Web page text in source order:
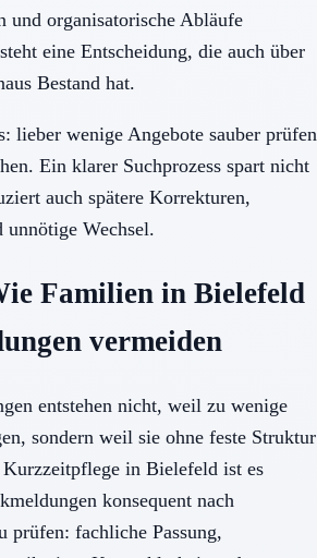
und organisatorische Abläufe
eine Entscheidung, die auch über
Bestand hat.
lieber wenige Angebote sauber prüfen
Ein klarer Suchprozess spart nicht
auch spätere Korrekturen,
unnötige Wechsel.
Familien in Bielefeld
vermeiden
entstehen nicht, weil zu wenige
sondern weil sie ohne feste Struktur
in Bielefeld ist es
konsequent nach
prüfen: fachliche Passung,